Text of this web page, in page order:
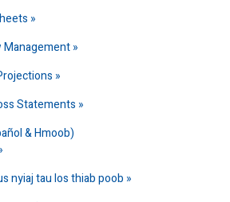
Management
Statements
& Hmoob)
nyiaj tau los thiab poob